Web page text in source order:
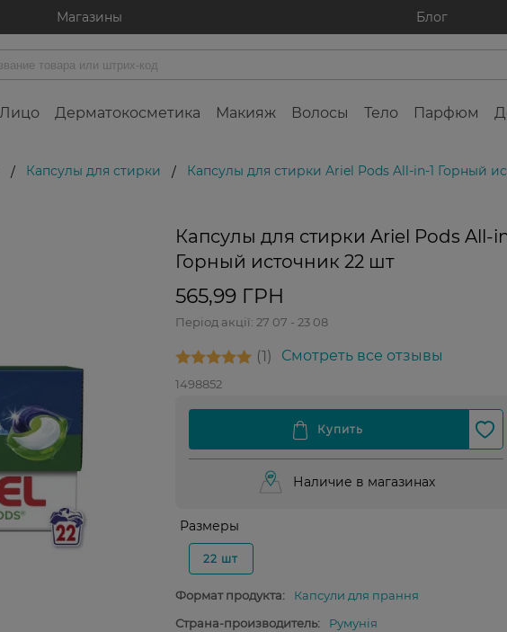
Магазины Блог
Лицо Дерматокосметика Макияж Волосы Тело Парфюм
/ Капсулы для стирки / Капсулы для стирки Ariel Pods All-in-1 Горный
Капсулы для стирки Ariel Pods All-
Горный источник 22 шт
565,99 ГРН
Період акції: 27 07 - 23 08
1 Смотреть все отзывы
1498852
Наличие в магазинах
Размеры
22 шт
Формат продукта:
Капсули для прання
Страна-производитель:
Румунія